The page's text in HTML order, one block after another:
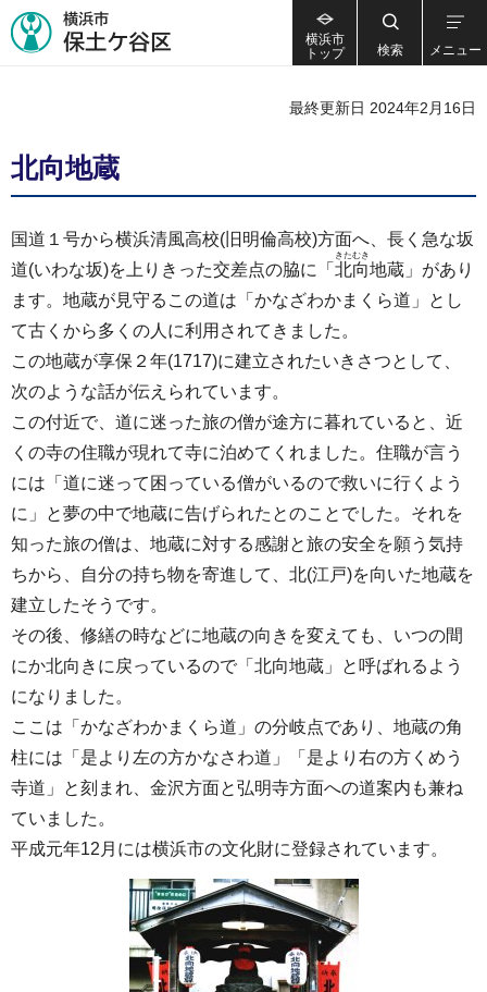
横浜市
トップ
検索 メニュー
最終更新日 2024年2月16日
北向地蔵
国道１号から横浜清風高校(旧明倫高校)方面へ、長く急な坂
道(いわな坂)を上りきった交差点の脇に「 北向
きたむき
地蔵」があり
ます。地蔵が見守るこの道は「かなざわかまくら道」とし
て古くから多くの人に利用されてきました。
この地蔵が享保２年(1717)に建立されたいきさつとして、
次のような話が伝えられています。
この付近で、道に迷った旅の僧が途方に暮れていると、近
くの寺の住職が現れて寺に泊めてくれました。住職が言う
には「道に迷って困っている僧がいるので救いに行くよう
に」と夢の中で地蔵に告げられたとのことでした。それを
知った旅の僧は、地蔵に対する感謝と旅の安全を願う気持
ちから、自分の持ち物を寄進して、北(江戸)を向いた地蔵を
建立したそうです。
その後、修繕の時などに地蔵の向きを変えても、いつの間
にか北向きに戻っているので「北向地蔵」と呼ばれるよう
になりました。
ここは「かなざわかまくら道」の分岐点であり、地蔵の角
柱には「是より左の方かなさわ道」「是より右の方くめう
寺道」と刻まれ、金沢方面と弘明寺方面への道案内も兼ね
ていました。
平成元年12月には横浜市の文化財に登録されています。